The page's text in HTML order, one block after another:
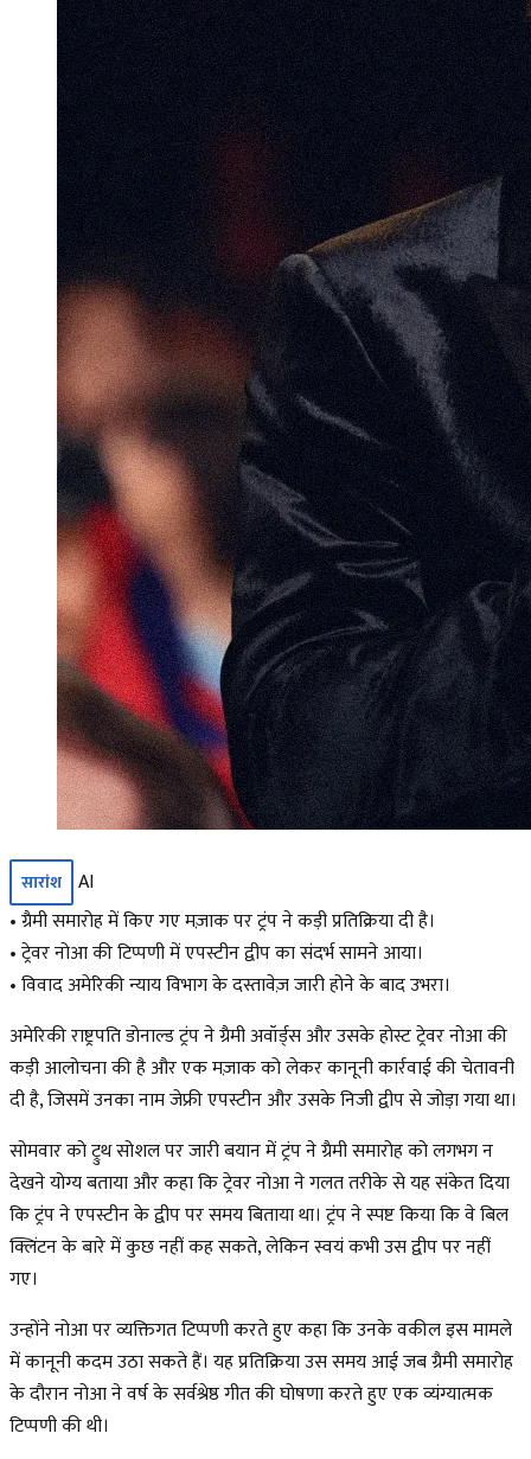
सारांश
AI
• ग्रैमी समारोह में किए गए मज़ाक पर ट्रंप ने कड़ी प्रतिक्रिया दी है।
• ट्रेवर नोआ की टिप्पणी में एपस्टीन द्वीप का संदर्भ सामने आया।
• विवाद अमेरिकी न्याय विभाग के दस्तावेज़ जारी होने के बाद उभरा।
अमेरिकी राष्ट्रपति डोनाल्ड ट्रंप ने ग्रैमी अवॉर्ड्स और उसके होस्ट ट्रेवर नोआ की
कड़ी आलोचना की है और एक मज़ाक को लेकर कानूनी कार्रवाई की चेतावनी
दी है, जिसमें उनका नाम जेफ्री एपस्टीन और उसके निजी द्वीप से जोड़ा गया था।
सोमवार को ट्रुथ सोशल पर जारी बयान में ट्रंप ने ग्रैमी समारोह को लगभग न
देखने योग्य बताया और कहा कि ट्रेवर नोआ ने गलत तरीके से यह संकेत दिया
कि ट्रंप ने एपस्टीन के द्वीप पर समय बिताया था। ट्रंप ने स्पष्ट किया कि वे बिल
क्लिंटन के बारे में कुछ नहीं कह सकते, लेकिन स्वयं कभी उस द्वीप पर नहीं
गए।
उन्होंने नोआ पर व्यक्तिगत टिप्पणी करते हुए कहा कि उनके वकील इस मामले
में कानूनी कदम उठा सकते हैं। यह प्रतिक्रिया उस समय आई जब ग्रैमी समारोह
के दौरान नोआ ने वर्ष के सर्वश्रेष्ठ गीत की घोषणा करते हुए एक व्यंग्यात्मक
टिप्पणी की थी।